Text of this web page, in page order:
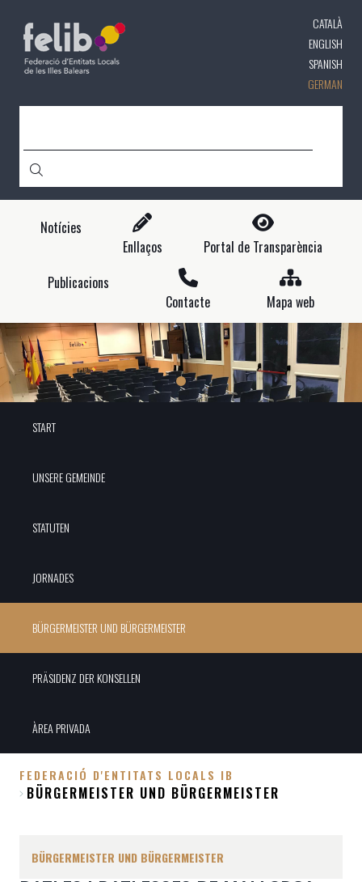
CATALÀ
ENGLISH
SPANISH
GERMAN
Notícies
Enllaços
Portal de Transparència
Publicacions
Contacte
Mapa web
START
UNSERE GEMEINDE
STATUTEN
JORNADES
BÜRGERMEISTER UND BÜRGERMEISTER
PRÄSIDENZ DER KONSELLEN
ÀREA PRIVADA
Breadcrumb
FEDERACIÓ D'ENTITATS LOCALS IB
BÜRGERMEISTER UND BÜRGERMEISTER
BÜRGERMEISTER UND BÜRGERMEISTER